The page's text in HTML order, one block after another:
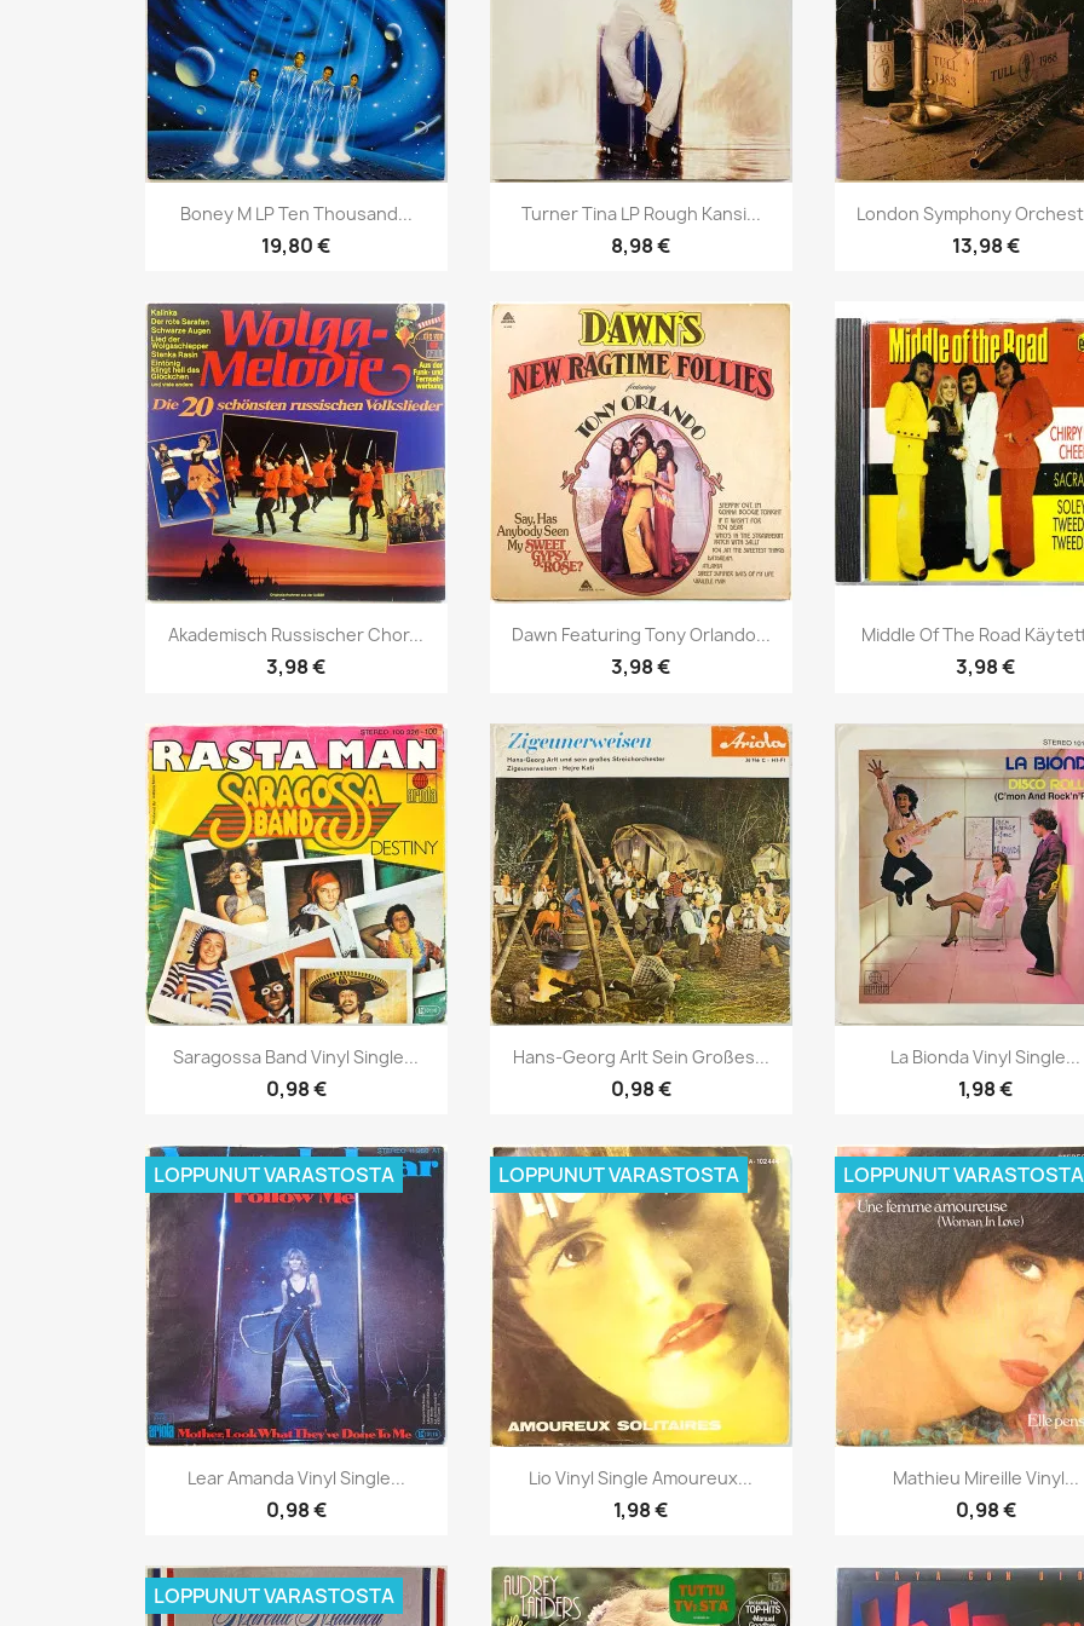
Pikakatselu
Boney M LP Ten Thousand...
19,80 €
Pikakatselu
Turner Tina LP Rough Kansi...
8,98 €
Pikakatselu
London Symphony
13,98 €
Pikakatselu
Akademisch Russischer Chor...
3,98 €
Pikakatselu
Dawn Featuring Tony Orlando...
3,98 €
Pikakatselu
Middle Of The Road
3,98 €
Pikakatselu
Saragossa Band Vinyl Single...
0,98 €
Pikakatselu
Hans-Georg Arlt Sein Großes...
0,98 €
Pikakatselu
La Bionda Vinyl Single...
1,98 €
Pikakatselu
Lear Amanda Vinyl Single...
0,98 €
LOPPUNUT VARASTOSTA
Pikakatselu
Lio Vinyl Single Amoureux...
1,98 €
LOPPUNUT VARASTOSTA
Pikakatselu
Mathieu Mireille Vinyl...
0,98 €
LOPPUNUT VARASTOSTA
LOPPUNUT VARASTOSTA